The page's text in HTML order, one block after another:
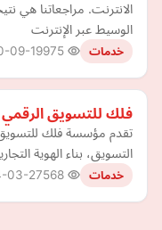
الانترنت. مراجعاتنا هي
الوسيط عبر الإنترنت
خدمات 09-19
فلك للتسويق الرقمي
تقدم مؤسسة فلك
التسويق، بناء الهوية
خدمات 03-27